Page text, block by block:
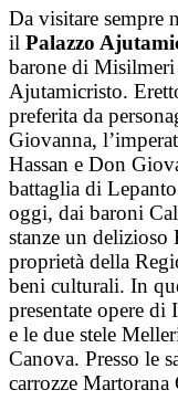
Da visitare sempre
il Palazzo
barone di
Ajutamicristo.
preferita da
Giovanna,
Hassan e Don
battaglia di
oggi, dai baroni
stanze un delizioso
proprietà della
beni culturali. In
presentate opere
e le due stele
Canova. Presso le
carrozze Martorana